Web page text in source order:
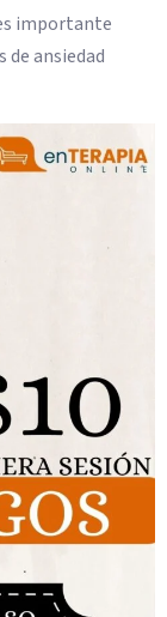
importante
de ansiedad